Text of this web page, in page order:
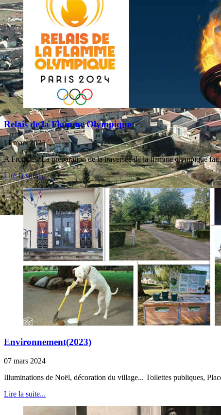
Relais de la Flamme Olympique
11 mars 2024
A Froncles, La préparation de la traversée de la flamme olympique
Lire la suite...
Environnement(2023)
07 mars 2024
Illuminations de Noël, décoration du village... Toilettes publiques,
Lire la suite...